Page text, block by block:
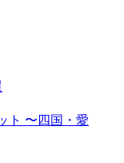
ト 〜四国・愛